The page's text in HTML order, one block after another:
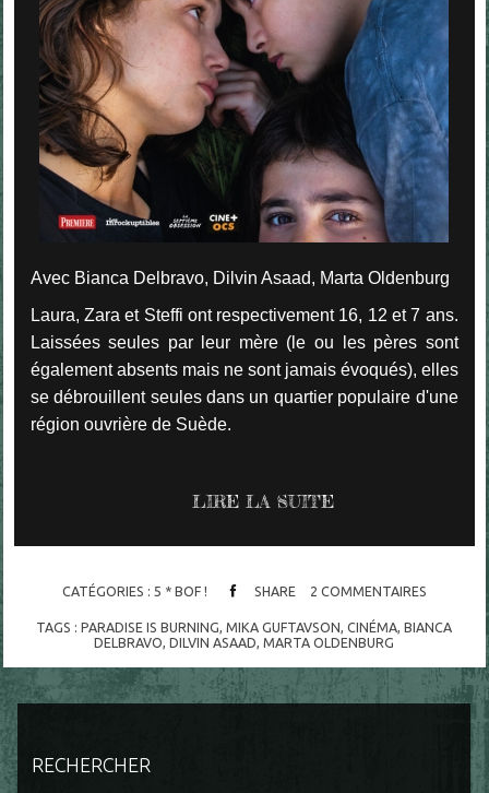
Avec Bianca Delbravo, Dilvin Asaad, Marta Oldenburg
Laura, Zara et Steffi ont respectivement 16, 12 et 7 ans.
Laissées seules par leur mère (le ou les pères sont
également absents mais ne sont jamais évoqués), elles
se débrouillent seules dans un quartier populaire d'une
région ouvrière de Suède.
LIRE LA SUITE
CATÉGORIES : 5 * BOF ! SHARE 2 COMMENTAIRES
TAGS :PARADISE IS BURNING ,MIKA GUFTAVSON ,CINÉMA ,BIANCA
DELBRAVO ,DILVIN ASAAD ,MARTA OLDENBURG
RECHERCHER